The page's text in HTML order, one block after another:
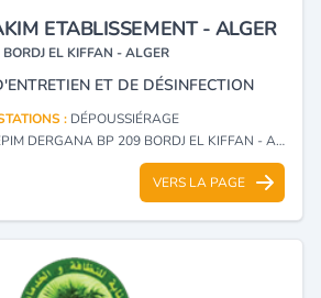
ETABLISSEMENT - ALGER
BORDJ EL KIFFAN - ALGER
ET DE DÉSINFECTION
: DÉPOUSSIÉRAGE
DERGANA BP 209 BORDJ EL KIFFAN - ALGER
VERS LA PAGE